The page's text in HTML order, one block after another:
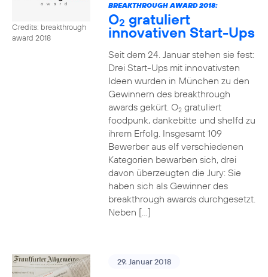
Credits: breakthrough
award 2018
BREAKTHROUGH AWARD 2018:
O2 gratuliert
innovativen Start-Ups
Seit dem 24. Januar stehen sie fest:
Drei Start-Ups mit innovativsten
Ideen wurden in München zu den
Gewinnern des breakthrough
awards gekürt. O2gratuliert
foodpunk, dankebitte und shelfd zu
ihrem Erfolg. Insgesamt 109
Bewerber aus elf verschiedenen
Kategorien bewarben sich, drei
davon überzeugten die Jury: Sie
haben sich als Gewinner des
breakthrough awards durchgesetzt.
Neben […]
29. Januar 2018